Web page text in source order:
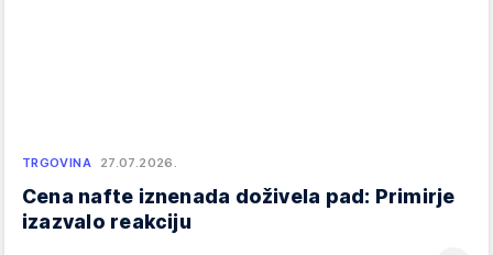
TRGOVINA 27.07.2026.
Cena nafte iznenada doživela pad: Primirje
izazvalo reakciju